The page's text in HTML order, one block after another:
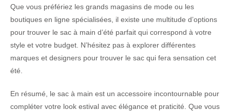
Que vous préfériez les grands magasins de mode ou les
boutiques en ligne spécialisées, il existe une multitude d’options
pour trouver le sac à main d’été parfait qui correspond à votre
style et votre budget. N’hésitez pas à explorer différentes
marques et designers pour trouver le sac qui fera sensation cet
été.
En résumé, le sac à main est un accessoire incontournable pour
compléter votre look estival avec élégance et praticité. Que vous